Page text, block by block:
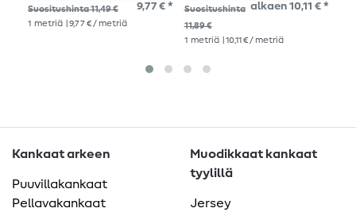
Suositushinta 11,49 € 9,77 € *
1 metriä | 9,77 € / metriä
Suositushinta
11,89 €
alkaen 10,11 € *
1 metriä | 10,11 € / metriä
Kankaat arkeen
Puuvillakankaat
Pellavakankaat
Muodikkaat kankaat
tyylillä
Jersey